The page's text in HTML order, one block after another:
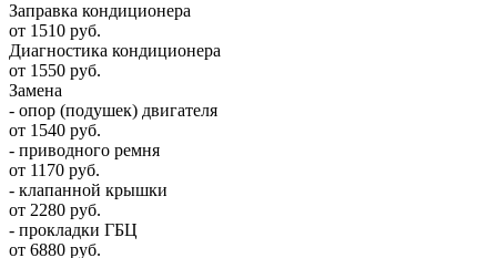
Заправка кондиционера
от 1510 руб.
Диагностика кондиционера
от 1550 руб.
Замена
- опор (подушек) двигателя
от 1540 руб.
- приводного ремня
от 1170 руб.
- клапанной крышки
от 2280 руб.
- прокладки ГБЦ
от 6880 руб.